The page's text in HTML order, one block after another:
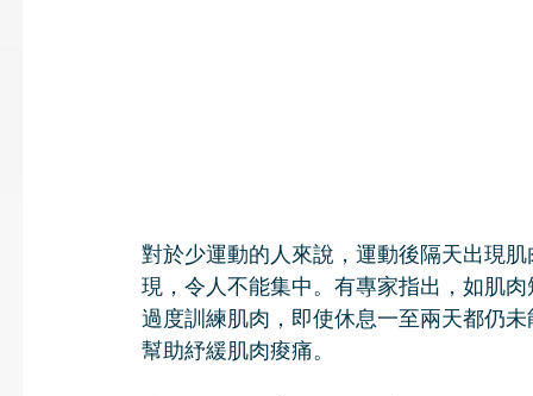
對於少運動的人來說，運動後隔天出現
現，令人不能集中。有專家指出，如肌
過度訓練肌肉，即使休息一至兩天都仍
幫助紓緩肌肉痠痛。